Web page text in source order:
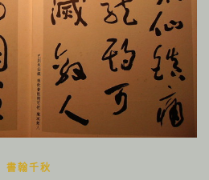
書翰千秋